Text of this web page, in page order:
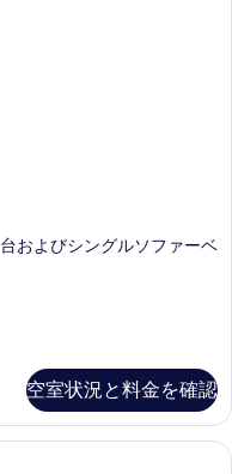
およびシングルソファーベ
空室状況と料金を確認